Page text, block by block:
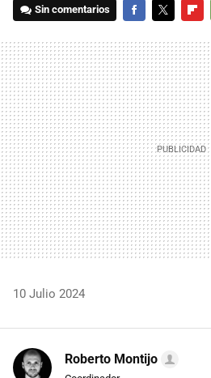
Sin comentarios
10 Julio 2024
Roberto Montijo